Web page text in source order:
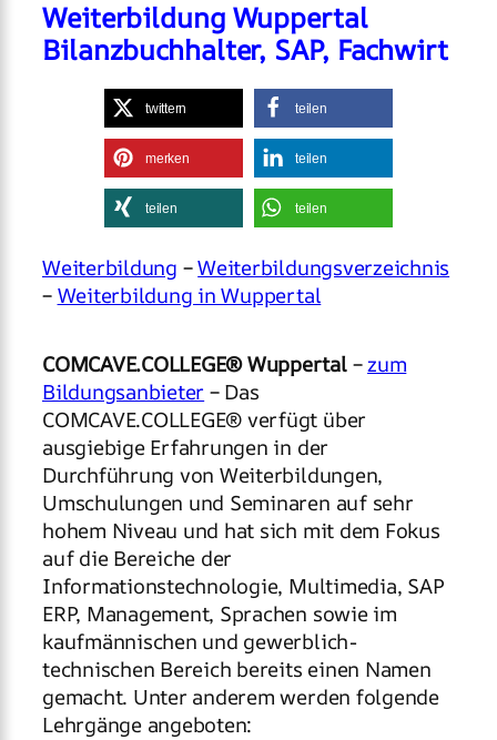
Weiterbildung Wuppertal
Bilanzbuchhalter, SAP, Fachwirt
twittern teilen
merken teilen
teilen teilen
Weiterbildung –Weiterbildungsverzeichnis
–Weiterbildung in Wuppertal
COMCAVE.COLLEGE® Wuppertal–zum
Bildungsanbieter – Das
COMCAVE.COLLEGE® verfügt über
ausgiebige Erfahrungen in der
Durchführung von Weiterbildungen,
Umschulungen und Seminaren auf sehr
hohem Niveau und hat sich mit dem Fokus
auf die Bereiche der
Informationstechnologie, Multimedia, SAP
ERP, Management, Sprachen sowie im
kaufmännischen und gewerblich-
technischen Bereich bereits einen Namen
gemacht. Unter anderem werden folgende
Lehrgänge angeboten: